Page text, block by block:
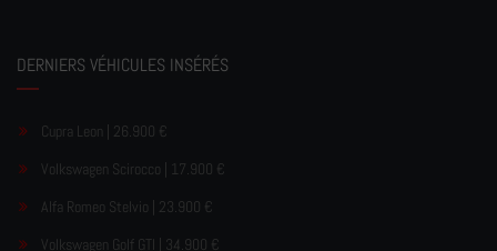
DERNIERS VÉHICULES INSÉRÉS
Cupra Leon | 26.900 €
Volkswagen Scirocco | 17.900 €
Alfa Romeo Stelvio | 23.900 €
Volkswagen Golf GTI | 34.900 €